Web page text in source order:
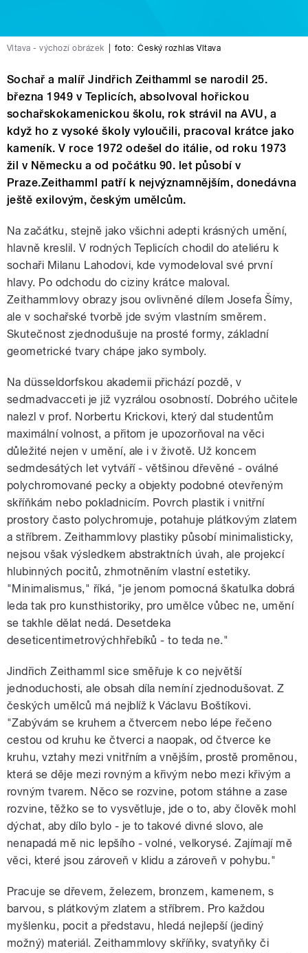
Vltava - výchozí obrázek foto: Český rozhlas Vltava
Sochař a malíř Jindřich Zeithamml se narodil 25.
března 1949 v Teplicích, absolvoval hořickou
sochařskokamenickou školu, rok strávil na AVU, a
když ho z vysoké školy vyloučili, pracoval krátce jako
kameník. V roce 1972 odešel do itálie, od roku 1973
žil v Německu a od počátku 90. let působí v
Praze.Zeithamml patří k nejvýznamnějším, donedávna
ještě exilovým, českým umělcům.
Na začátku, stejně jako všichni adepti krásných umění,
hlavně kreslil. V rodných Teplicích chodil do ateliéru k
sochaři Milanu Lahodovi, kde vymodeloval své první
hlavy. Po odchodu do ciziny krátce maloval.
Zeithammlovy obrazy jsou ovlivněné dílem Josefa Šímy,
ale v sochařské tvorbě jde svým vlastním směrem.
Skutečnost zjednodušuje na prosté formy, základní
geometrické tvary chápe jako symboly.
Na düsseldorfskou akademii přichází pozdě, v
sedmadvacceti je již vyzrálou osobností. Dobrého učitele
nalezl v prof. Norbertu Krickovi, který dal studentům
maximální volnost, a přitom je upozorňoval na věci
důležité nejen v umění, ale i v životě. Už koncem
sedmdesátých let vytváří - většinou dřevěné - oválné
polychromované pecky a objekty podobné otevřeným
skříňkám nebo pokladnicím. Povrch plastik i vnitřní
prostory často polychromuje, potahuje plátkovým zlatem
a stříbrem. Zeithammlovy plastiky působí minimalisticky,
nejsou však výsledkem abstraktních úvah, ale projekcí
hlubinných pocitů, zhmotněním vlastní estetiky.
"Minimalismus," říká, "je jenom pomocná škatulka dobrá
leda tak pro kunsthistoriky, pro umělce vůbec ne, umění
se takhle dělat nedá. Desetdeka
deseticentimetrovýchhřebíků - to teda ne."
Jindřich Zeithamml sice směřuje k co největší
jednoduchosti, ale obsah díla nemíní zjednodušovat. Z
českých umělců má nejblíž k Václavu Boštíkovi.
"Zabývám se kruhem a čtvercem nebo lépe řečeno
cestou od kruhu ke čtverci a naopak, od čtverce ke
kruhu, vztahy mezi vnitřním a vnějším, prostě proměnou,
která se děje mezi rovným a křivým nebo mezi křivým a
rovným tvarem. Něco se rozvine, potom stáhne a zase
rozvine, těžko se to vysvětluje, jde o to, aby člověk mohl
dýchat, aby dílo bylo - je to takové divné slovo, ale
nenapadá mě nic lepšího - volné, velkorysé. Zajímají mě
věci, které jsou zároveň v klidu a zároveň v pohybu."
Pracuje se dřevem, železem, bronzem, kamenem, s
barvou, s plátkovým zlatem a stříbrem. Pro každou
myšlenku, pocit a představu, hledá nejlepší (jediný
možný) materiál. Zeithammlovy skříňky, svatyňky či